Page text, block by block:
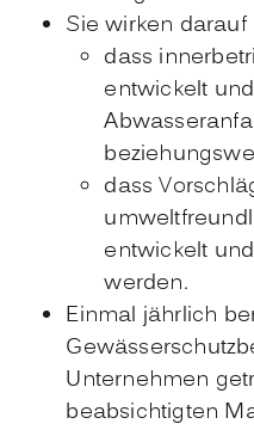
Sie wirken darauf
dass
entwickelt
dass
entwickelt
werden.
Einmal jährlich
Unternehmen
beabsichtigten